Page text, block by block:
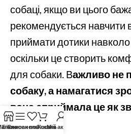
собаці, якщо ви цього
рекомендується навчити
приймати дотики
оскільки це створить
для собаки. Важливо не
собаку, а намагатися
вона сприймала це як
Бічна панель
Список побажань
КошикМій акаунт